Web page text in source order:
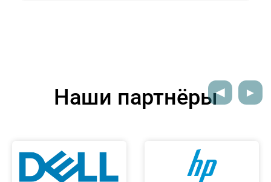
Наши партнёры